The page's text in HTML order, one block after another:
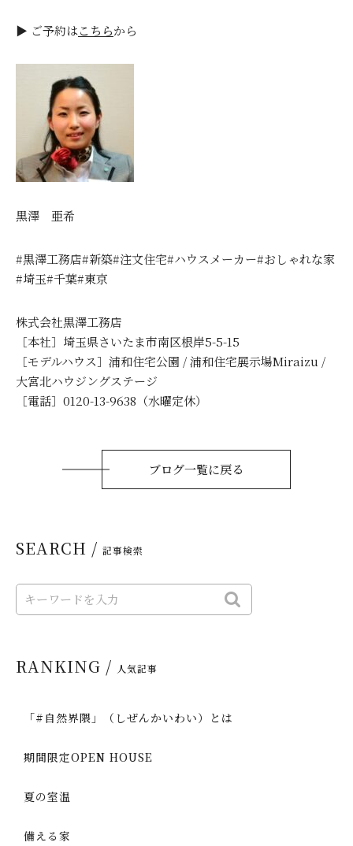
▶ ご予約はこちらから
黒澤 亜希
#黒澤工務店#新築#注文住宅#ハウスメーカー#おしゃれな家
#埼玉#千葉#東京
株式会社黒澤工務店
［本社］埼玉県さいたま市南区根岸5-5-15
［モデルハウス］浦和住宅公園 / 浦和住宅展示場Miraizu /
大宮北ハウジングステージ
［電話］0120-13-9638（水曜定休）
ブログ一覧に戻る
SEARCH / 記事検索
RANKING / 人気記事
「#自然界隈」（しぜんかいわい）とは
期間限定OPEN HOUSE
夏の室温
備える家